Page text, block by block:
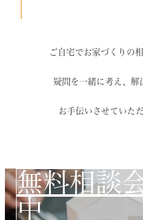
ご自宅でお家づくりの
疑問を一緒に考え、解
お手伝いさせていただ
無料相談
中